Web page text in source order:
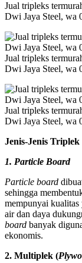
Jual tripleks
Dwi Jaya Steel, wa
Jual tripleks
Dwi Jaya Steel, wa
Jual tripleks
Dwi Jaya Steel, wa
Jenis-Jenis Triplek
1. Particle Board
Particle board
sehingga
mempunyai kualitas
air dan daya
board banyak
ekonomis.
2. Multiplek (